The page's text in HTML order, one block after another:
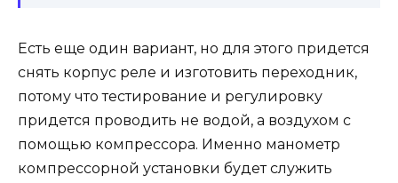
Есть еще один вариант, но для этого придется
снять корпус реле и изготовить переходник,
потому что тестирование и регулировку
придется проводить не водой, а воздухом с
помощью компрессора. Именно манометр
компрессорной установки будет служить